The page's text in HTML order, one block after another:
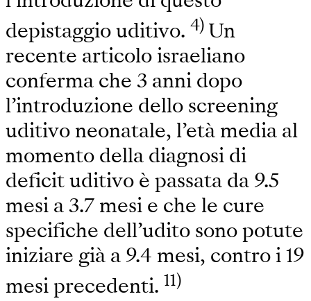
depistaggio uditivo. 4) Un
recente articolo israeliano
conferma che 3 anni dopo
l’introduzione dello screening
uditivo neonatale, l’età media al
momento della diagnosi di
deficit uditivo è passata da 9.5
mesi a 3.7 mesi e che le cure
specifiche dell’udito sono potute
iniziare già a 9.4 mesi, contro i 19
mesi precedenti. 11)